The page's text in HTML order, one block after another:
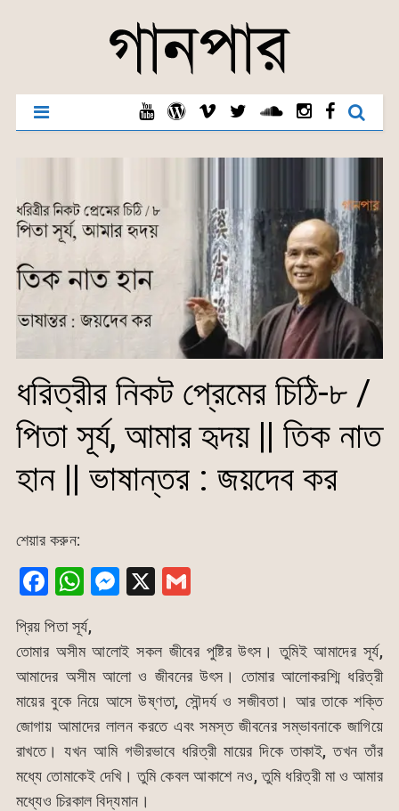
ধরিত্রীর নিকট প্রেমের চিঠি-৮ /
পিতা সূর্য, আমার হৃদয় || তিক নাত
হান || ভাষান্তর : জয়দেব কর
শেয়ার করুন:
F
a
c
e
b
o
o
k
W
h
at
s
A
p
p
M
s
s
e
n
g
er
X G
ai
l
প্রিয় পিতা সূর্য,
তোমার অসীম আলোই সকল জীবের পুষ্টির উৎস। তুমিই আমাদের সূর্য,
আমাদের অসীম আলো ও জীবনের উৎস। তোমার আলোকরশ্মি ধরিত্রী
মায়ের বুকে নিয়ে আসে উষ্ণতা, সৌন্দর্য ও সজীবতা। আর তাকে শক্তি
জোগায় আমাদের লালন করতে এবং সমস্ত জীবনের সম্ভাবনাকে জাগিয়ে
রাখতে। যখন আমি গভীরভাবে ধরিত্রী মায়ের দিকে তাকাই, তখন তাঁর
মধ্যে তোমাকেই দেখি। তুমি কেবল আকাশে নও, তুমি ধরিত্রী মা ও আমার
মধ্যেও চিরকাল বিদ্যমান।